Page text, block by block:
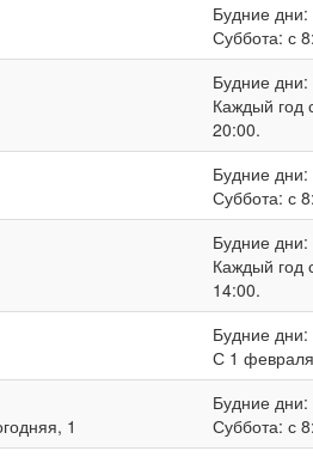
Будние
Суббота: с
Будние дни:
Каждый год
20:00.
Будние
Суббота: с
Будние дни:
Каждый год
14:00.
Будние дни:
С 1 февраля
1
Будние
Суббота: с